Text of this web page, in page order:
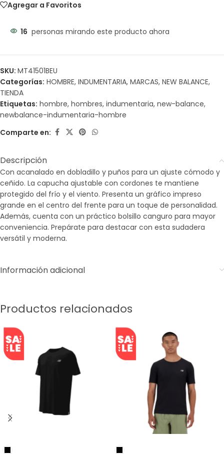
Agregar a Favoritos
16 personas mirando este producto ahora
SKU: MT41501BEU
Categorías: HOMBRE, INDUMENTARIA, MARCAS, NEW BALANCE,
TIENDA
Etiquetas: hombre, hombres, indumentaria, new-balance,
newbalance-indumentaria-hombre
Comparte en:
Descripción
Con acanalado en dobladillo y puños para un ajuste cómodo y
ceñido. La capucha ajustable con cordones te mantiene
protegido del frío y el viento. Presenta un gráfico impreso
grande en el centro del frente para un toque de personalidad.
Además, cuenta con un práctico bolsillo canguro para mayor
conveniencia. Prepárate para destacar con esta sudadera
versátil y moderna.
Información adicional
Productos relacionados